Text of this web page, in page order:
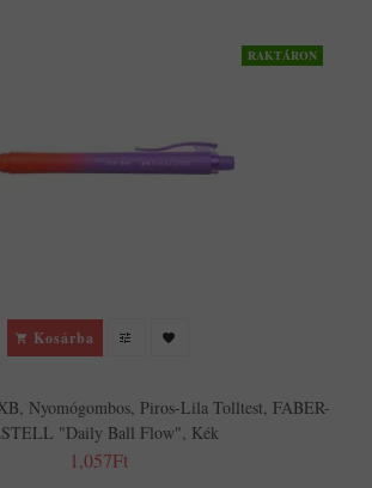
RAKTÁRON
Kosárba
Nyomógombos, Piros-Lila Tolltest, FABER-
"Daily Ball Flow", Kék
1,057Ft